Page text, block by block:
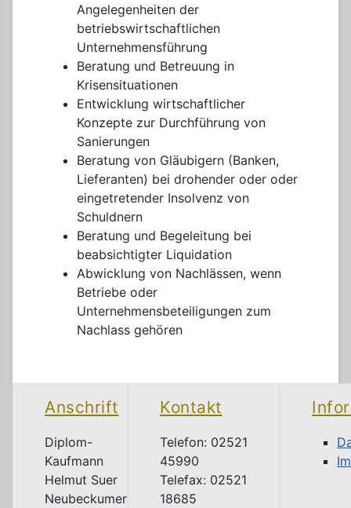
Angelegenheiten der
betriebswirtschaftlichen
Unternehmensführung
Beratung und Betreuung in
Krisensituationen
Entwicklung wirtschaftlicher
Konzepte zur Durchführung von
Sanierungen
Beratung von Gläubigern (Banken,
Lieferanten) bei drohender oder oder
eingetretender Insolvenz von
Schuldnern
Beratung und Begeleitung bei
beabsichtigter Liquidation
Abwicklung von Nachlässen, wenn
Betriebe oder
Unternehmensbeteiligungen zum
Nachlass gehören
Anschrift
Diplom-
Kaufmann
Helmut Suer
Neubeckumer
Kontakt
Telefon: 02521
45990
Telefax: 02521
18685